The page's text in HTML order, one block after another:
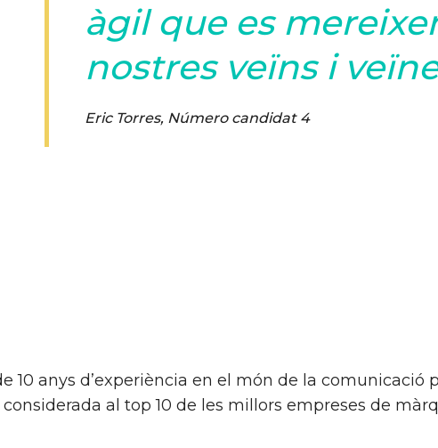
àgil que es
nostres veïns i
Eric Torres, Número candidat 4
10 anys d’experiència en el món de la comunicació
al top 10 de les millors empreses de